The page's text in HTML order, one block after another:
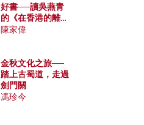
好書──讀吳燕青
的《在香港的離島
種菜》
陳家偉
金秋文化之旅──
踏上古蜀道，走過
劍門關
馮珍今